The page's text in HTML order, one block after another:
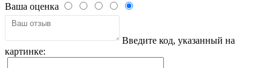
Ваша оценка
Введите код, указанный на
картинке: